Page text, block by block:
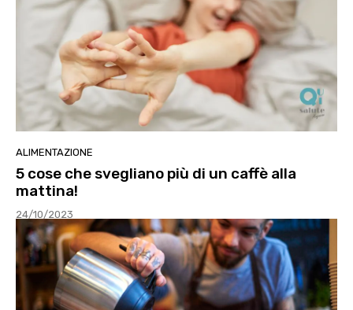
ALIMENTAZIONE
5 cose che svegliano più di un caffè alla
mattina!
24/10/2023